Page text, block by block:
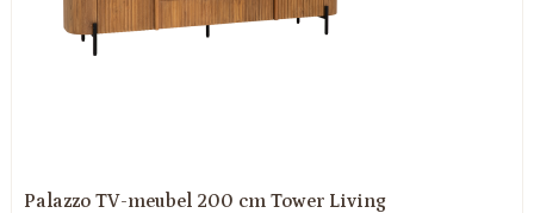
Palazzo TV-meubel 200 cm Tower Living